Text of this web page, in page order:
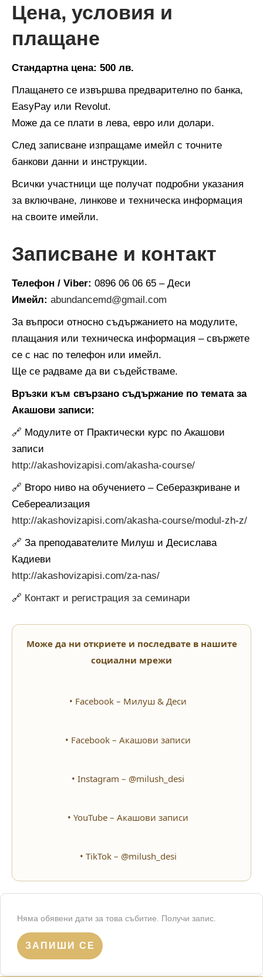
Цена, условия и
плащане
Стандартна цена: 500 лв.
Плащането се извършва предварително по банка,
EasyPay или Revolut.
Може да се плати в лева, евро или долари.
След записване изпращаме имейл с точните
банкови данни и инструкции.
Всички участници ще получат подробни указания
за включване, линкове и техническа информация
на своите имейли.
Записване и контакт
Телефон / Viber: 0896 06 06 65 – Деси
Имейл: abundancemd@gmail.com
За въпроси относно съдържанието на модулите,
плащания или техническа информация – свържете
се с нас по телефон или имейл.
Ще се радваме да ви съдействаме.
Връзки към свързано съдържание по темата за
Акашови записи:
🔗 Модулите от Практически курс по Акашови
записи
http://akashovizapisi.com/akasha-course/
🔗 Второ ниво на обучението – Себеразкриване и
Себереализация
http://akashovizapisi.com/akasha-course/modul-zh-z/
🔗 За преподавателите Милуш и Десислава
Кадиеви
http://akashovizapisi.com/za-nas/
🔗 Контакт и регистрация за семинари
Може да ни откриете и последвате в нашите
социални мрежи
• Facebook – Милуш & Деси
• Facebook – Акашови записи
• Instagram – @milush_desi
• YouTube – Акашови записи
• TikTok – @milush_desi
Няма обявени дати за това събитие. Получи запис.
ЗАПИШИ СЕ